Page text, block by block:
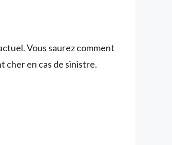
Vous saurez comment
cher en cas de sinistre.